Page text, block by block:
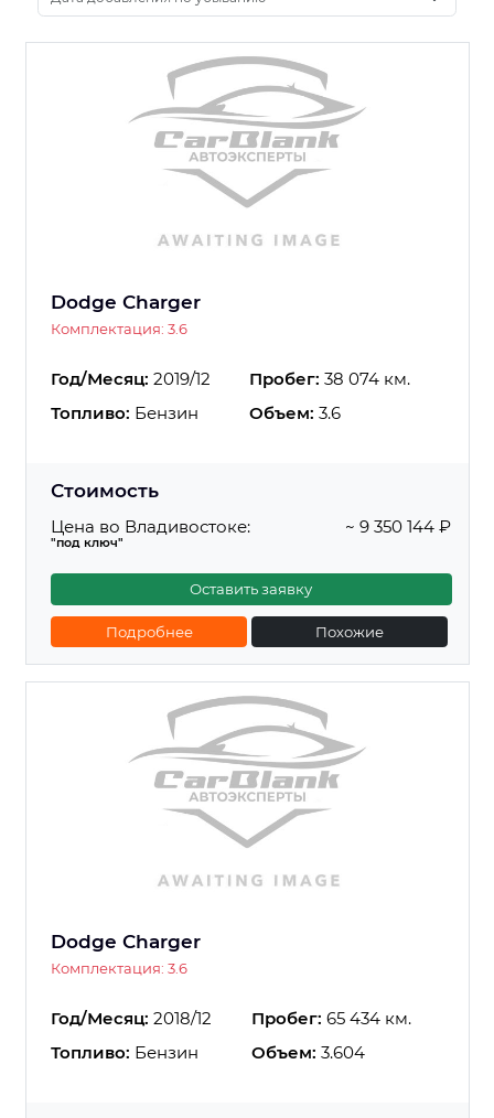
Dodge Charger
Комплектация: 3.6
Год/Месяц: 2019/12 Пробег: 38 074 км.
Топливо: Бензин Объем: 3.6
Стоимость
Цена во Владивостоке:
"под ключ"
~ 9 350 144 ₽
Оставить заявку
Подробнее Похожие
Dodge Charger
Комплектация: 3.6
Год/Месяц: 2018/12 Пробег: 65 434 км.
Топливо: Бензин Объем: 3.604